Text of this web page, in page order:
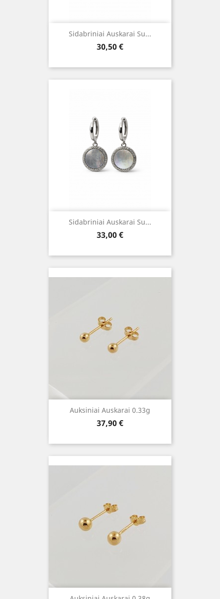
Sidabriniai Auskarai Su...
Kaina
30,50 €
Sidabriniai Auskarai Su...
Kaina
33,00 €
Auksiniai Auskarai 0.33g
Kaina
37,90 €